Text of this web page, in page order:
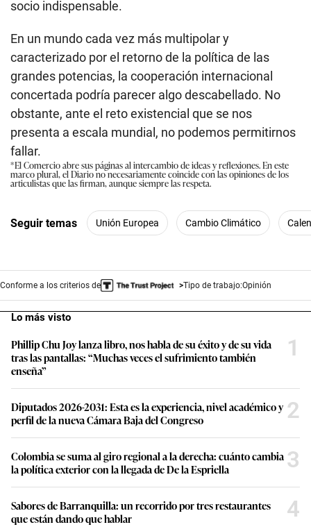
socio indispensable.
En un mundo cada vez más multipolar y
caracterizado por el retorno de la política de las
grandes potencias, la cooperación internacional
concertada podría parecer algo descabellado. No
obstante, ante el reto existencial que se nos
presenta a escala mundial, no podemos permitirnos
fallar.
*El Comercio abre sus páginas al intercambio de ideas y reflexiones. En este
marco plural, el Diario no necesariamente coincide con las opiniones de los
articulistas que las firman, aunque siempre las respeta.
Seguir temas Unión Europea Cambio Climático
Conforme a los criterios de Tipo de trabajo:Opinión
Lo más visto
Phillip Chu Joy lanza libro, nos habla de su éxito y de su vida
tras las pantallas: “Muchas veces el sufrimiento también
enseña”
1
Diputados 2026-2031: Esta es la experiencia, nivel académico y
perfil de la nueva Cámara Baja del Congreso
2
Colombia se suma al giro regional a la derecha: cuánto cambia
la política exterior con la llegada de De la Espriella
3
Sabores de Barranquilla: un recorrido por tres restaurantes
que están dando que hablar
4